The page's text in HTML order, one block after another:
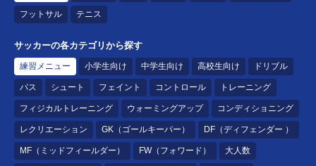
フットサル テニス
サッカーの各カテゴリから探す
練習メニュー 小学生向け 中学生向け 高校生向け ドリブル
パス シュート フェイント コントロール トレーニング
フィジカルトレーニング ウォーミングアップ コンディショニング
レクリエーション GK（ゴールキーパー） DF（ディフェンダー ）
MF（ミッドフィールダー） FW（フォワード） 大人数